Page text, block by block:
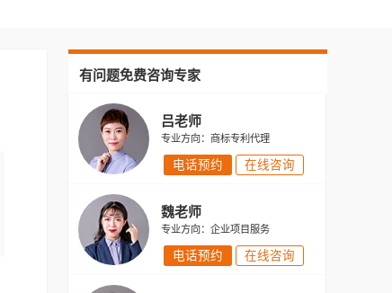
有问题免费咨询专家
吕老师
专业方向：商标专利代理
电话预约 在线咨询
魏老师
专业方向：企业项目服务
电话预约 在线咨询